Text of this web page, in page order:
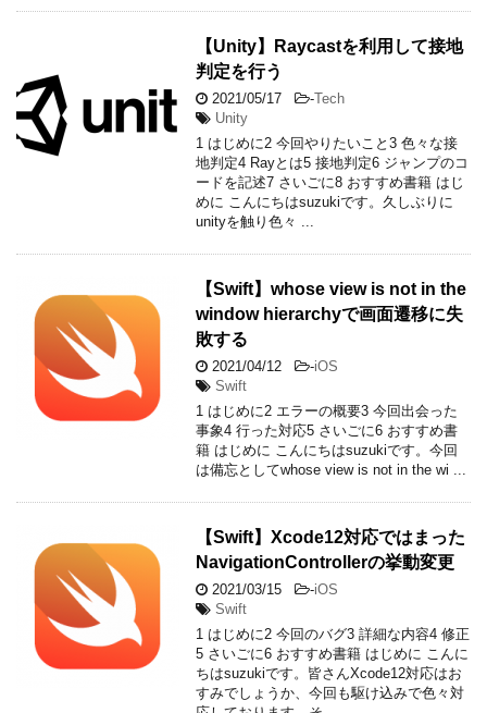
【Unity】Raycastを利用して接地
判定を行う
2021/05/17 -Tech
Unity
1 はじめに2 今回やりたいこと3 色々な接
地判定4 Rayとは5 接地判定6 ジャンプのコ
ードを記述7 さいごに8 おすすめ書籍 はじ
めに こんにちはsuzukiです。久しぶりに
unityを触り色々 ...
【Swift】whose view is not in the
window hierarchyで画面遷移に失
敗する
2021/04/12 -iOS
Swift
1 はじめに2 エラーの概要3 今回出会った
事象4 行った対応5 さいごに6 おすすめ書
籍 はじめに こんにちはsuzukiです。今回
は備忘としてwhose view is not in the wi ...
【Swift】Xcode12対応ではまった
NavigationControllerの挙動変更
2021/03/15 -iOS
Swift
1 はじめに2 今回のバグ3 詳細な内容4 修正
5 さいごに6 おすすめ書籍 はじめに こんに
ちはsuzukiです。皆さんXcode12対応はお
すみでしょうか、今回も駆け込みで色々対